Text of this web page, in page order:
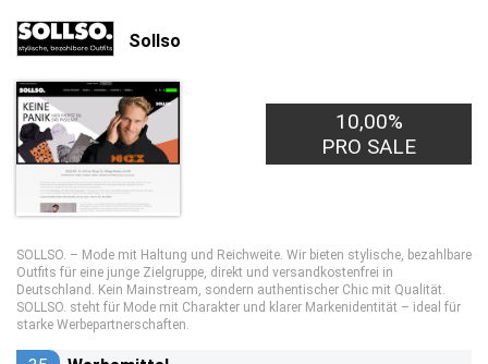
Sollso
10,00%
PRO SALE
SOLLSO. – Mode mit Haltung und Reichweite. Wir bieten stylische, bezahlbare
Outfits für eine junge Zielgruppe, direkt und versandkostenfrei in
Deutschland. Kein Mainstream, sondern authentischer Chic mit Qualität.
SOLLSO. steht für Mode mit Charakter und klarer Markenidentität – ideal für
starke Werbepartnerschaften.